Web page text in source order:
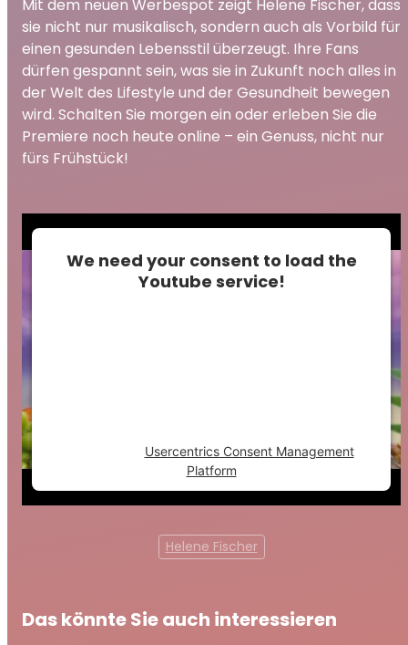
Mit dem neuen Werbespot zeigt Helene Fischer, dass
sie nicht nur musikalisch, sondern auch als Vorbild für
einen gesunden Lebensstil überzeugt. Ihre Fans
dürfen gespannt sein, was sie in Zukunft noch alles in
der Welt des Lifestyle und der Gesundheit bewegen
wird. Schalten Sie morgen ein oder erleben Sie die
Premiere noch heute online – ein Genuss, nicht nur
fürs Frühstück!
We need your consent to load the
Youtube service!
Usercentrics Consent Management
Platform
Helene Fischer
Das könnte Sie auch interessieren